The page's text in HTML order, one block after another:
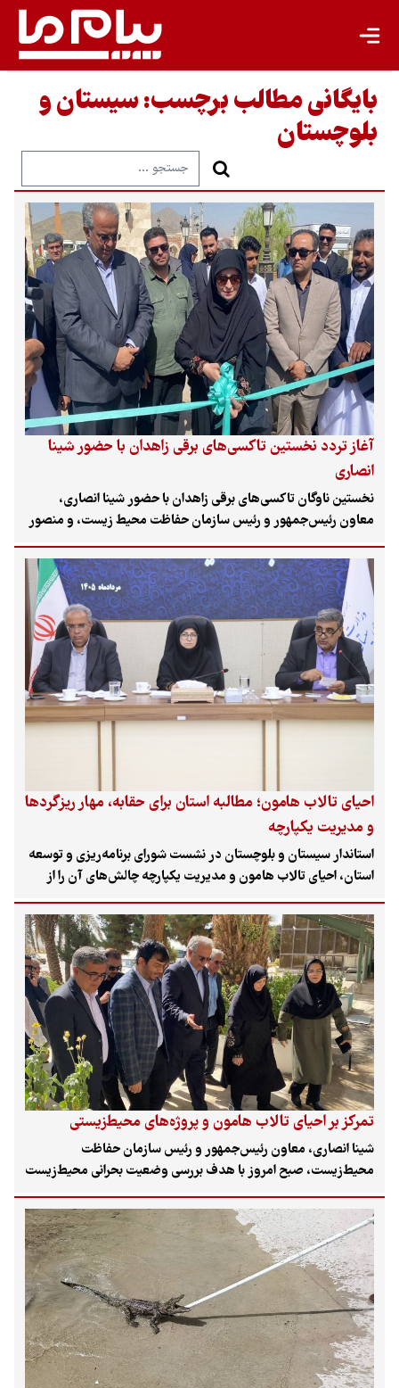
بایگانی مطالب برچسب:سیستان و
بلوچستان
آغاز تردد نخستین تاکسی‌های برقی زاهدان با حضور شینا
انصاری
نخستین ناوگان تاکسی‌های برقی زاهدان با حضور شینا انصاری،
معاون رئیس‌جمهور و رئیس سازمان حفاظت محیط زیست، و منصور
بیجار، استاندار سیستان و بلوچستان، رونمایی و برای تردد در این
شهر آماده شد.
احیای تالاب هامون؛ مطالبه استان برای حقابه، مهار ریزگردها
و مدیریت یکپارچه
استاندار سیستان و بلوچستان در نشست شورای برنامه‌ریزی و توسعه
استان، احیای تالاب هامون و مدیریت یکپارچه چالش‌های آن را از
مطالبات اصلی منطقه دانست. نمایندگان سیستان و خاش نیز بر
تأمین حقابه زیست‌محیطی، تدوین برنامه ملی مهار ریزگردها،
تخصیص اعتبار ویژه و طراحی برنامه‌های متناسب با اقلیم‌های مختلف
استان تأکید کردند.
تمرکز بر احیای تالاب هامون و پروژه‌های محیط‌زیستی
شینا انصاری، معاون رئیس‌جمهور و رئیس سازمان حفاظت
محیط‌زیست، صبح امروز با هدف بررسی وضعیت بحرانی محیط‌زیست
و پیگیری احیای تالاب بین‌المللی هامون صابوری، وارد استان سیستان
و بلوچستان شد. این سفر دو روزه شامل بازدید از پروژه‌های
محیط‌زیستی و نشست با فعالان این حوزه است.